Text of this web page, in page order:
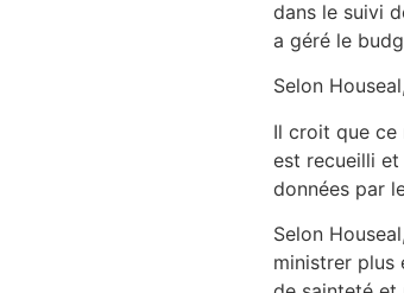
dans le suivi
a géré le
Selon
Il croit que ce
est recueilli
données par
Selon
ministrer plus